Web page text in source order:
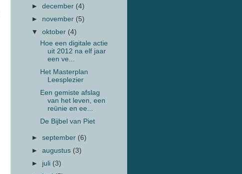
►december (4)
► november (5)
▼oktober (4)
Hoe een digitale actie
uit 2012 na elf jaar
een ve...
Het Masterplan
Leesplezier
Een gemiste afslag
van het leven, een
reünie en ee...
De Bijbel van Piet
►september (6)
►augustus (3)
► juli (3)